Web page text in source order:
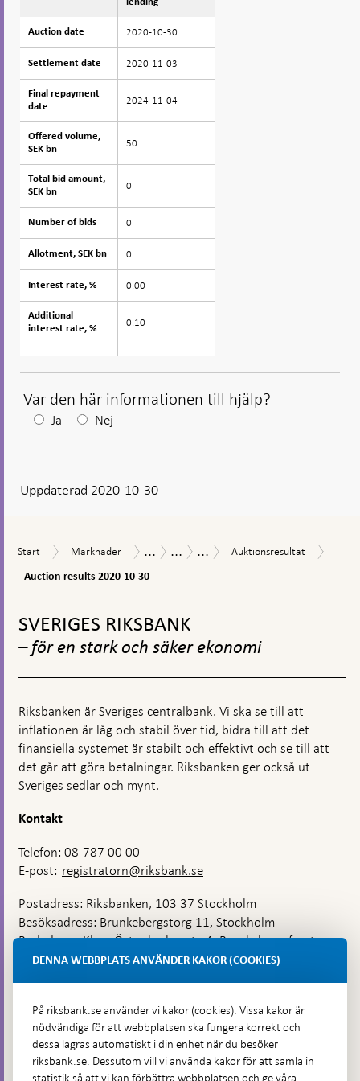
Auction date
Settlement date
Final repayment
date
Offered volume,
SEK bn
Total bid amount,
SEK bn
Number of bids
Allotment, SEK bn
Interest rate, %
Additional
interest rate, %
Auction date 2020-10-30
Settlement date 2020-11-03
Final repayment
date
2024-11-04
Offered volume,
SEK bn
50
Total bid amount,
SEK bn
0
Number of bids 0
Allotment, SEK bn 0
Interest rate, % 0.00
Additional
interest rate, %
0.10
Var den här informationen till hjälp?
Efter
visas
Ja Nej
Uppdaterad 2020-10-30
Start
Start Marknader
Marknader
Åtgärder
...
Åtgärder
...
Lån
företagsutlåning
... Auktionsresultat
Auktionsresultat
Auction results 2020-10-30
toppnavigation
SVERIGES RIKSBANK
– för en stark och säker ekonomi
Riksbanken är Sveriges centralbank. Vi ska se till att
inflationen är låg och stabil över tid, bidra till att det
finansiella systemet är stabilt och effektivt och se till att
det går att göra betalningar. Riksbanken ger också ut
Sveriges sedlar och mynt.
Kontakt
Telefon: 08-787 00 00
E-post: registratorn@riksbank.se
Postadress: Riksbanken, 103 37 Stockholm
Besöksadress: Brunkebergstorg 11, Stockholm
Budadress: Klara Östra kyrkogata 4, Brunkebergsfaret,
Lastplats 6
Hitta direkt
DENNA WEBBPLATS ANVÄNDER KAKOR (COOKIES)
På riksbank.se använder vi kakor (cookies). Vissa kakor är
nödvändiga för att webbplatsen ska fungera korrekt och
dessa lagras automatiskt i din enhet när du besöker
riksbank.se. Dessutom vill vi använda kakor för att samla in
statistik så att vi kan förbättra webbplatsen och ge våra